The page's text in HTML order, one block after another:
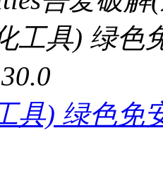
具) 绿色免